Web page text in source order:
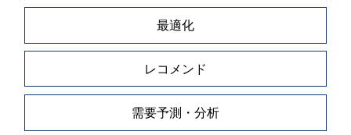
最適化
レコメンド
需要予測・分析